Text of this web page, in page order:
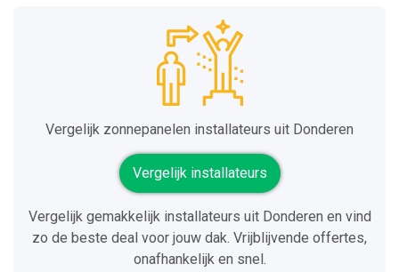
Vergelijk zonnepanelen installateurs uit Donderen
Vergelijk installateurs
Vergelijk gemakkelijk installateurs uit Donderen en vind
zo de beste deal voor jouw dak. Vrijblijvende offertes,
onafhankelijk en snel.